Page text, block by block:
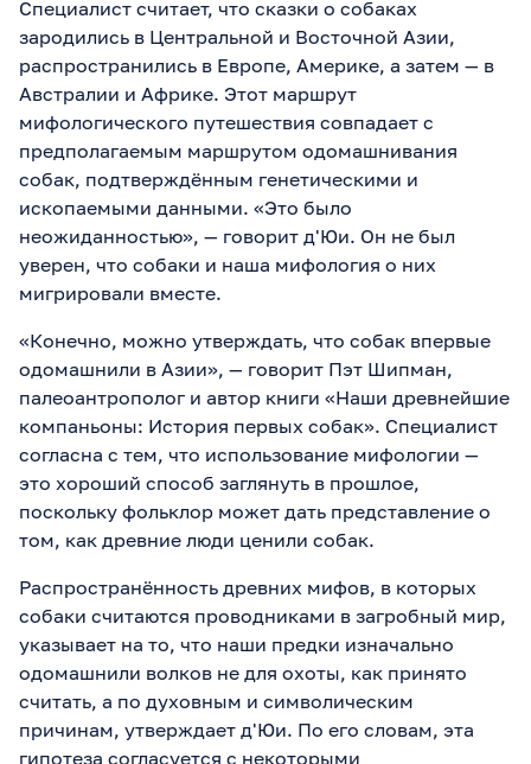
Специалист считает, что сказки о собаках
зародились в Центральной и Восточной Азии,
распространились в Европе, Америке, а затем — в
Австралии и Африке. Этот маршрут
мифологического путешествия совпадает с
предполагаемым маршрутом одомашнивания
собак, подтверждённым генетическими и
ископаемыми данными. «Это было
неожиданностью», — говорит д'Юи. Он не был
уверен, что собаки и наша мифология о них
мигрировали вместе.
«Конечно, можно утверждать, что собак впервые
одомашнили в Азии», — говорит Пэт Шипман,
палеоантрополог и автор книги «Наши древнейшие
компаньоны: История первых собак». Специалист
согласна с тем, что использование мифологии —
это хороший способ заглянуть в прошлое,
поскольку фольклор может дать представление о
том, как древние люди ценили собак.
Распространённость древних мифов, в которых
собаки считаются проводниками в загробный мир,
указывает на то, что наши предки изначально
одомашнили волков не для охоты, как принято
считать, а по духовным и символическим
причинам, утверждает д'Юи. По его словам, эта
гипотеза согласуется с некоторыми